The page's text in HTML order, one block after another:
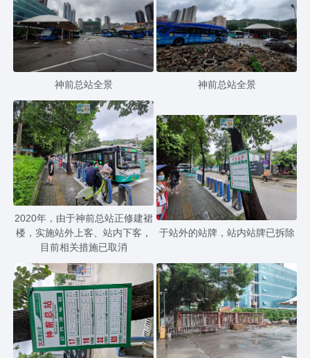
神前总站全景 神前总站全景
2020年，由于神前总站正修建裙
楼，实施站外上客、站内下客，
目前相关措施已取消
于站外的站牌，站内站牌已拆除